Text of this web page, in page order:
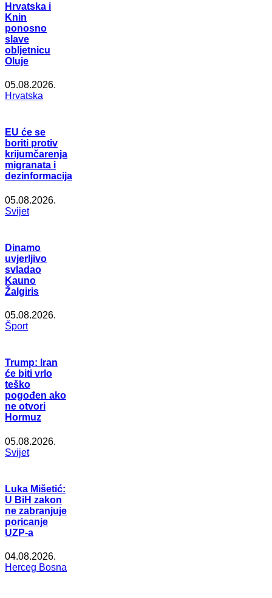
Hrvatska i
Knin
ponosno
slave
obljetnicu
Oluje
05.08.2026.
Hrvatska
EU će se
boriti protiv
krijumčarenja
migranata i
dezinformacija
05.08.2026.
Svijet
Dinamo
uvjerljivo
svladao
Kauno
Žalgiris
05.08.2026.
Šport
Trump: Iran
će biti vrlo
teško
pogođen ako
ne otvori
Hormuz
05.08.2026.
Svijet
Luka Mišetić:
U BiH zakon
ne zabranjuje
poricanje
UZP-a
04.08.2026.
Herceg Bosna